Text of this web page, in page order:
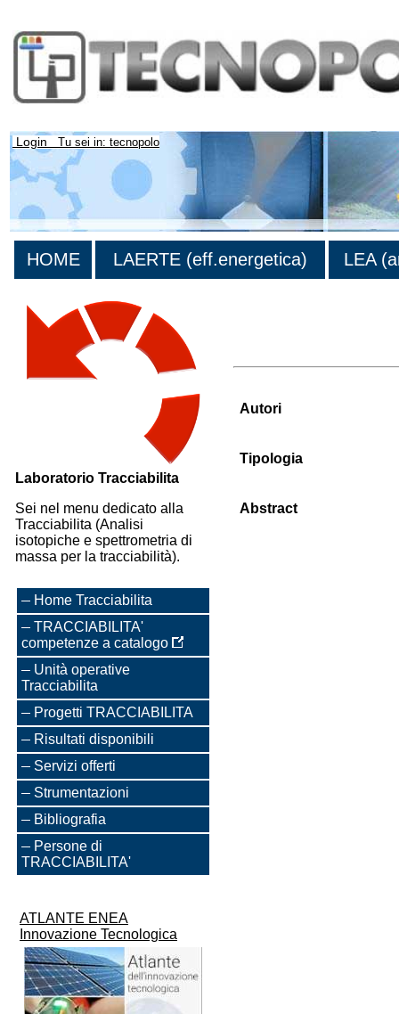
Login Tu sei in: tecnopolo
HOME LAERTE (eff.energetica) LEA
Laboratorio Tracciabilita
Sei nel menu dedicato alla
Tracciabilita (Analisi
isotopiche e spettrometria di
massa per la tracciabilità).
Home Tracciabilita
TRACCIABILITA'
competenze a catalogo
Unità operative
Tracciabilita
Progetti TRACCIABILITA
Risultati disponibili
Servizi offerti
Strumentazioni
Bibliografia
Persone di
TRACCIABILITA'
ATLANTE ENEA
Innovazione Tecnologica
Autori
Tipologia
Abstract